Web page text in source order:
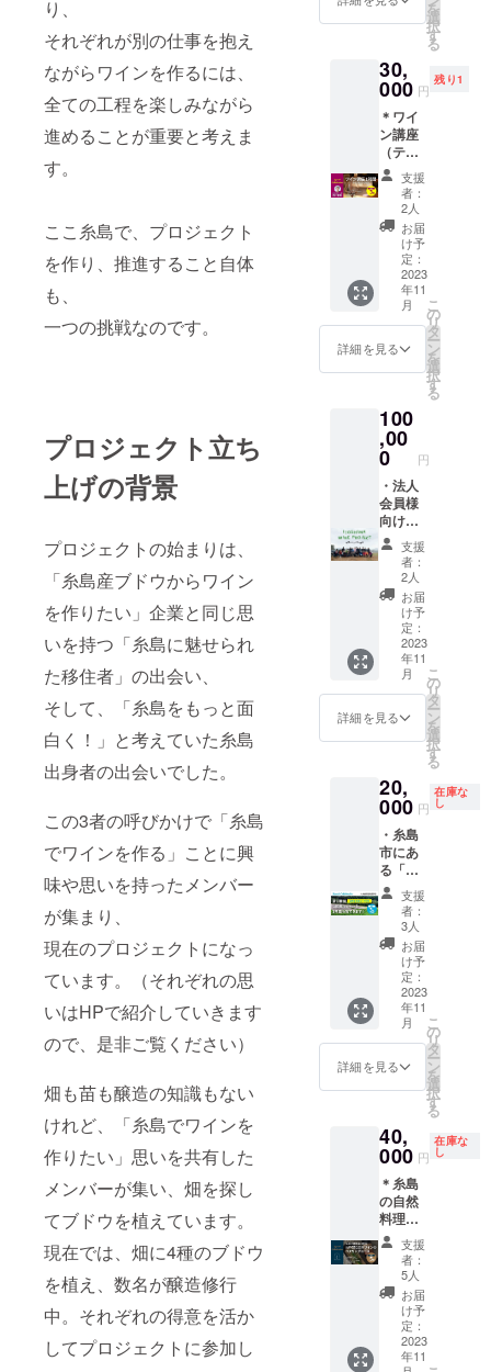
り、
それぞれが別の仕事を抱え
ながらワインを作るには、
全ての工程を楽しみながら
進めることが重要と考えま
す。
ここ糸島で、プロジェクト
を作り、推進すること自体
も、
一つの挑戦なのです。
プロジェクト立ち
上げの背景
プロジェクトの始まりは、
「糸島産ブドウからワイン
を作りたい」企業と同じ思
いを持つ「糸島に魅せられ
た移住者」の出会い、
そして、「糸島をもっと面
白く！」と考えていた糸島
出身者の出会いでした。
この3者の呼びかけで「糸島
でワインを作る」ことに興
味や思いを持ったメンバー
が集まり、
現在のプロジェクトになっ
ています。（それぞれの思
いはHPで紹介していきます
ので、是非ご覧ください）
畑も苗も醸造の知識もない
けれど、「糸島でワインを
作りたい」思いを共有した
メンバーが集い、畑を探し
てブドウを植えています。
現在では、畑に4種のブドウ
を植え、数名が醸造修行
中。それぞれの得意を活か
してプロジェクトに参加し
期間
11月〜
2024年
3月末ま
でを予
定して
いま
す。 ＊
現地
（福岡
県糸島
市）で
開催さ
れるイ
ベント
の交通
在費、
飲食費
様負担
となり
ます。
予め
ご了承
くださ
います
よう、
お願い
申し上
げま
す。
物り
た」
goo.gl/
maps/C
6gSn4u
jBCHJ1
wn18 ・
詳細は
個別に
ご連絡
いたし
ます。
＊現地
までの
費、宿
泊費等
に含み
ませ
ん。 ＊
ご支援1
口につ
き、1名
様ご参
加いた
だけま
す。 ＊
リター
ンの内
容；ご
支援1口
につ
き、映
賞・軽
食・ワ
分のワ
イン
・1組あ
たり20
名まで
使用可
能で
す。 ・
日程や
人数、
使い方
はお店
にご相
談くだ
さい。
（宿泊
はでき
ませ
ん） ・
含みま
せん。
・2023
年11月1
日〜
2024年
3月31日
までの
期間
で、ご
支援1口
につき1
回貸切
可能で
す。
【お店
の詳細
はこち
https://i
nstagra
m.com/
nouka.
wakam
atsu_rit
a?
igshid=
NTc4M
TIwNjQ
2YQ==
Google
map｜
https://
maps.a
pp.goo.
gl/Srvu
QzFGao
8 ・現
地まで
の交通
費・宿
泊費等
はリ
ターン
に含み
ませ
ん。
はリ
ターン
ます。
（現地
までの
交通
費、宿
泊費等
はご支
援者様
のご負
担とな
りま
す） ・
2023年
12月、
2024年
2月、4
月、6
施する
畑の作
業（い
ずれか1
回）と
懇親
会（6
月・12
月）に1
回ご参
加いた
だける
権利で
す。 ・
詳細の
日程
は、別
途やり
くださ
い。 ＊
畑イベ
ントは
毎月第
三土曜
日の午
前中を
原則と
して実
施して
いま
す。
（変更
の際は
都度ご
連絡い
バーと
の特別
イベン
ト（懇
親会）
は、6
月・12
月を予
定して
いま
す。
を
選
択
す
る
30,
000 円
残り1
＊ワイ
ン講座
（テイ
スティ
ング付
き、一
時間）
＠ラタ
フィア
（福岡
市薬
院）
プロ
ジェク
トのメ
ンバー
り、九
州日仏
学館ワ
イン講
師であ
る吉村
智美さ
んによ
るワイ
ン講座
です。
・ワ
インテ
イス
ティン
グ付
き、1時
間の基
礎講座
です。
3名様。
（3組限
定）
・曜
日；月
曜日/木
曜日/土
曜日/日
曜日か
らご選
択くだ
さい。
・時
間；
14〜15
時 ・
場所；
https://
www.ra
tafia-
vin.com
/ ・期
間；
2023年
11〜
2024年
・詳
細の日
程はお
支援
者：
2人
お届
け予
定：
2023
年11
月
詳細を見る
こ
の
リ
タ
ー
ン
を
選
択
す
る
100
,00
0 円
・法人
会員様
向けの
リー
ターン
です。
・ご支
援いた
だいた
企業様
の企業
名をHP
に掲載
いたし
ます。
・「畑
命名
権」畑
の一区
画の命
名権を
リター
ンとい
たしま
す。 ・
1枠につ
き、3名
様まで
定例
ミー
ティン
グなど
にご参
（現地
までの
交通費
や滞在
費、飲
食を伴
うイベ
ントの
飲食費
等はご
支援者
様負担
となり
ます）
支援
者：
2人
お届
け予
定：
2023
年11
月
詳細を見る
こ
の
リ
タ
ー
ン
を
選
択
す
る
20,
000 円
在庫な
し
・糸島
市にあ
る「九
州自然
栽培農
学校」
の貸農
園の1区
画を1年
間使用
可能で
す。
（畑の
住所
は、別
途ご連
しま
す） ・
駐車
場、ト
イレ完
備。ス
コップ
などの
農具完
備の貸
農園で
す。 ・
1区画
（10平
支援
者：
3人
お届
け予
定：
2023
年11
月
詳細を見る
こ
の
リ
タ
ー
ン
を
選
択
す
る
40,
000 円
在庫な
し
＊糸島
の自然
料理店
「と
金」に
よる糸
島の地
産地消
のお料
理と日
本ワイ
支援
者：
5人
お届
け予
定：
2023
年11